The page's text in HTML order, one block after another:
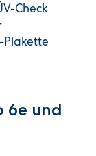
Check
Plakette
6e und